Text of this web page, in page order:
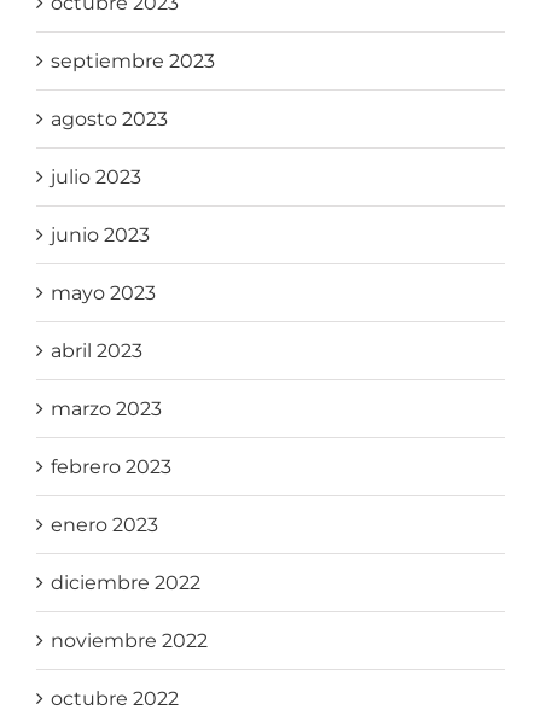
septiembre 2023
agosto 2023
julio 2023
junio 2023
mayo 2023
abril 2023
marzo 2023
febrero 2023
enero 2023
diciembre 2022
noviembre 2022
octubre 2022